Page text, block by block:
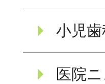
小児歯
医院